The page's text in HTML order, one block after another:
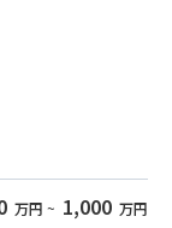
知っているのは、運
ブルに強いアーキ
ラリはこれを採用し
技術への感度が高
万円 ~ 1,000 万円